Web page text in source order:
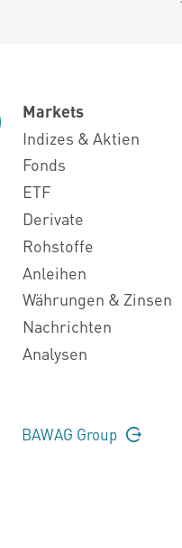
Markets
Indizes & Aktien
Fonds
ETF
Derivate
Rohstoffe
Anleihen
Währungen & Zinsen
Nachrichten
Analysen
BAWAG Group